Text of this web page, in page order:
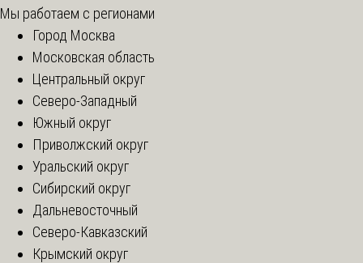
Мы работаем с регионами
Город Москва
Московская область
Центральный округ
Северо-Западный
Южный округ
Приволжский округ
Уральский округ
Сибирский округ
Дальневосточный
Северо-Кавказский
Крымский округ